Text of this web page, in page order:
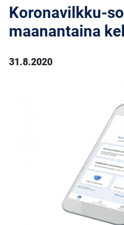
Koronavilkku-
maanantaina
31.8.2020